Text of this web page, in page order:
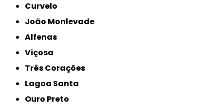
Curvelo
João Monlevade
Alfenas
Viçosa
Três Corações
Lagoa Santa
Ouro Preto